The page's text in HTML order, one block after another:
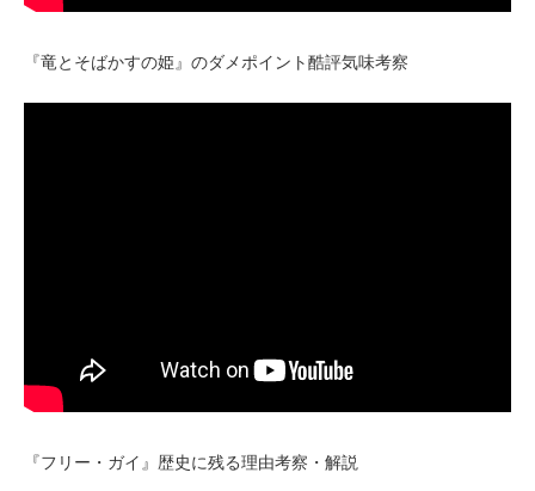
『竜とそばかすの姫』のダメポイント酷評気味考察
『フリー・ガイ』歴史に残る理由考察・解説